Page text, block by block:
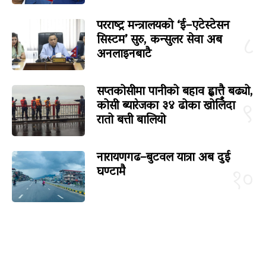
परराष्ट्र मन्त्रालयको ‘ई–एटेस्टेसन
सिस्टम’ सुरु, कन्सुलर सेवा अब
अनलाइनबाटै
सप्तकोसीमा पानीको बहाव ह्वात्तै बढ्यो,
कोसी ब्यारेजका ३४ ढोका खोलिँदा
रातो बत्ती बालियो
नारायणगढ–बुटवल यात्रा अब दुई
घण्टामै